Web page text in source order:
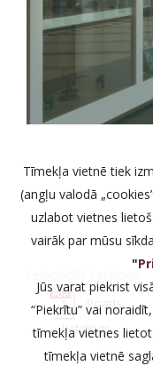
Roads
katalogs
Tīmekļa vietnē tiek
(angļu valodā
uzlabot vietnes
vairāk par mūsu
"
Jūs varat piekrist
“Piekrītu” vai
tīmekļa vietnes
tīmekļa vietnē